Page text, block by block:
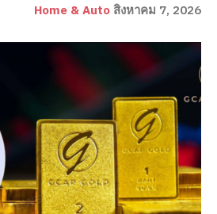
Home & Auto สิงหาคม 7, 2026